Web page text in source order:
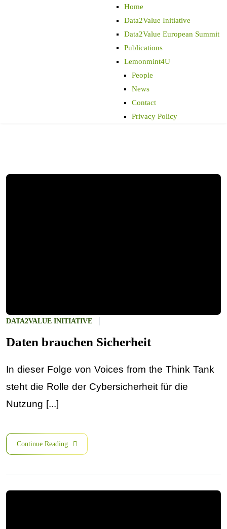
Home
Data2Value Initiative
Data2Value European Summit
Publications
Lemonmint4U
People
News
Contact
Privacy Policy
DATA2VALUE INITIATIVE
Daten brauchen Sicherheit
In dieser Folge von Voices from the Think Tank
steht die Rolle der Cybersicherheit für die
Nutzung [...]
Continue Reading